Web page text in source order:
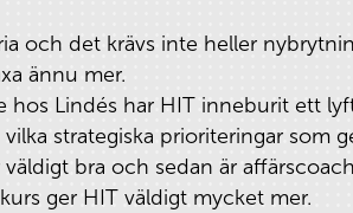
och det krävs inte heller
ännu mer.
Lindés har HIT inneburit ett
strategiska prioriteringar som
bra och sedan är
ger HIT väldigt mycket mer.